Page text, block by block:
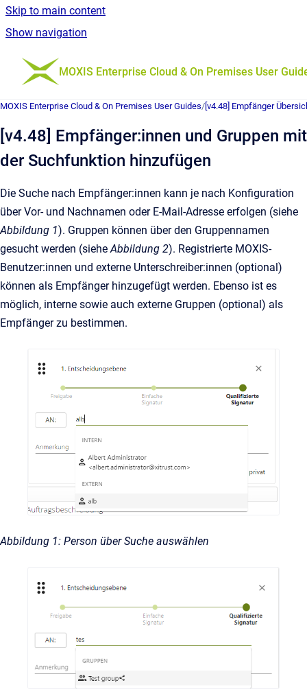
Skip to main content
Show navigation
Go to homepage
MOXIS Enterprise Cloud & On Premises User
MOXIS Enterprise Cloud & On Premises User Guides/ [v4.48] Empfänger
[v4.48] Empfänger:innen und Gruppen mit
der Suchfunktion hinzufügen
Die Suche nach Empfänger:innen kann je nach Konfiguration
über Vor- und Nachnamen oder E-Mail-Adresse erfolgen (siehe
Abbildung 1). Gruppen können über den Gruppennamen
gesucht werden (sieheAbbildung 2). Registrierte MOXIS-
Benutzer:innen und externe Unterschreiber:innen (optional)
können als Empfänger hinzugefügt werden. Ebenso ist es
möglich, interne sowie auch externe Gruppen (optional) als
Empfänger zu bestimmen.
Abbildung 1: Person über Suche auswählen